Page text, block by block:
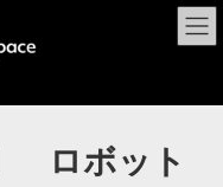
ロボット